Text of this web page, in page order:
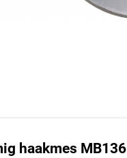
haakmes MB136